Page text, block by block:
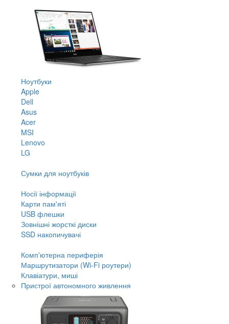
Ноутбуки
Apple
Dell
Asus
Acer
MSI
Lenovo
LG
Сумки для ноутбуків
Носії інформації
Карти пам'яті
USB флешки
Зовнішні жорсткі диски
SSD накопичувачі
Комп'ютерна периферія
Маршрутизатори (Wi-Fi роутери)
Клавіатури, миші
Пристрої автономного живлення